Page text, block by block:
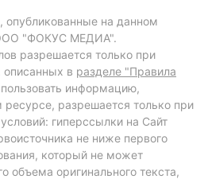
опубликованные на данном
"ФОКУС МЕДИА".
разрешается только при
описанных в разделе "Правила
информацию,
разрешается только при
гиперссылки на Сайт
не ниже первого
который не может
объема оригинального текста,